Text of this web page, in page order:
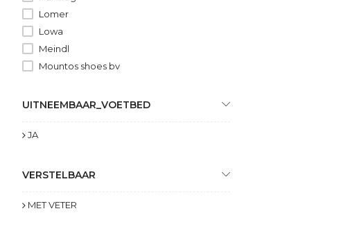
Lomer
Lowa
Meindl
Mountos shoes bv
UITNEEMBAAR_VOETBED
JA
VERSTELBAAR
MET VETER